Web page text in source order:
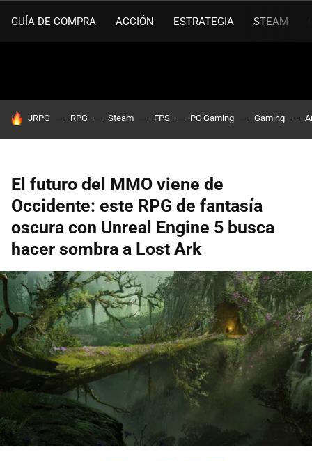
GUÍA DE COMPRA ACCIÓN ESTRATEGIA STEAM
HOY SE HABLA DE
JRPG RPG Steam FPS PC Gaming Gaming
El futuro del MMO viene de
Occidente: este RPG de fantasía
oscura con Unreal Engine 5 busca
hacer sombra a Lost Ark